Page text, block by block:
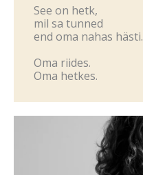
See on hetk,
mil sa tunned
end oma nahas hästi.
Oma riides.
Oma hetkes.